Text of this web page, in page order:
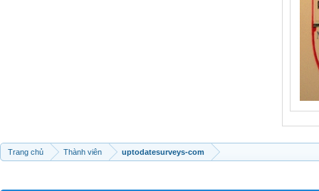
Trang chủ Thành viên uptodatesurveys-com